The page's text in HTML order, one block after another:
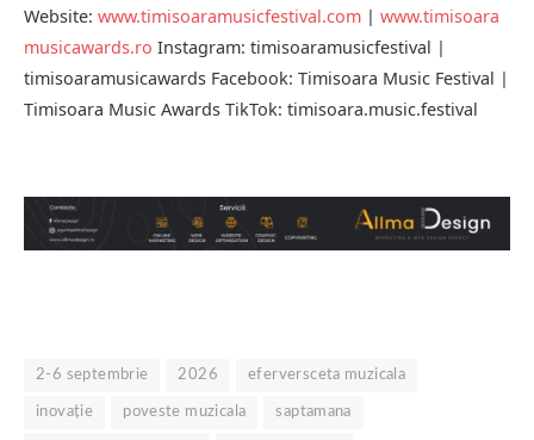
Website: www.timisoaramusicfestival.com | www.timisoara
musicawards.ro Instagram: timisoaramusicfestival |
timisoaramusicawards Facebook: Timisoara Music Festival |
Timisoara Music Awards TikTok: timisoara.music.festival
2-6 septembrie 2026 eferversceta muzicala
inovație poveste muzicala saptamana